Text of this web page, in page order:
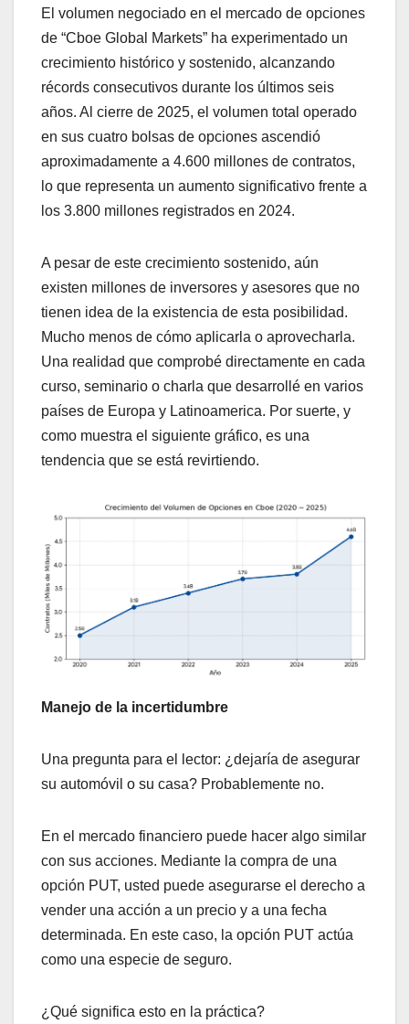
El volumen negociado en el mercado de opciones
de “Cboe Global Markets” ha experimentado un
crecimiento histórico y sostenido, alcanzando
récords consecutivos durante los últimos seis
años. Al cierre de 2025, el volumen total operado
en sus cuatro bolsas de opciones ascendió
aproximadamente a 4.600 millones de contratos,
lo que representa un aumento significativo frente a
los 3.800 millones registrados en 2024.
A pesar de este crecimiento sostenido, aún
existen millones de inversores y asesores que no
tienen idea de la existencia de esta posibilidad.
Mucho menos de cómo aplicarla o aprovecharla.
Una realidad que comprobé directamente en cada
curso, seminario o charla que desarrollé en varios
países de Europa y Latinoamerica. Por suerte, y
como muestra el siguiente gráfico, es una
tendencia que se está revirtiendo.
Manejo de la incertidumbre
Una pregunta para el lector: ¿dejaría de asegurar
su automóvil o su casa? Probablemente no.
En el mercado financiero puede hacer algo similar
con sus acciones. Mediante la compra de una
opción PUT, usted puede asegurarse el derecho a
vender una acción a un precio y a una fecha
determinada. En este caso, la opción PUT actúa
como una especie de seguro.
¿Qué significa esto en la práctica?